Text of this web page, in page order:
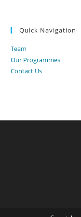
Quick Navigation
Team
Our Programmes
Contact Us